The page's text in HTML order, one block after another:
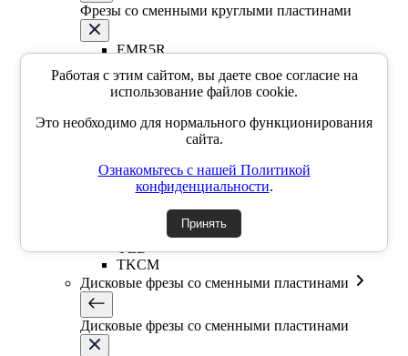
Фрезы со сменными круглыми пластинами
EMR5R
EMR6R
Т-образная фреза
Фасочные фрезы со сменными пластинами
YZD
TKCM
Дисковые фрезы со сменными пластинами
Дисковые фрезы со сменными пластинами
Работая с этим сайтом, вы даете свое согласие на
использование файлов cookie.
Это необходимо для нормального функционирования
сайта.
Ознакомьтесь с нашей Политикой
конфиденциальности.
Принять